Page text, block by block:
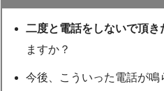
二度と電話をしないで頂き
ますか？
今後、こういった電話が鳴